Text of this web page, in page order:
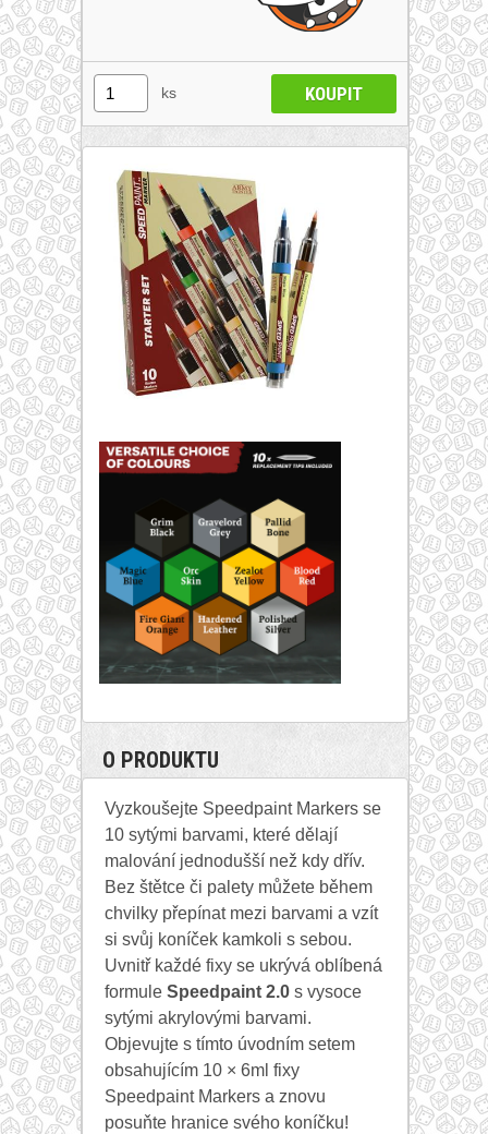
ks
O PRODUKTU
Vyzkoušejte Speedpaint Markers se
10 sytými barvami, které dělají
malování jednodušší než kdy dřív.
Bez štětce či palety můžete během
chvilky přepínat mezi barvami a vzít
si svůj koníček kamkoli s sebou.
Uvnitř každé fixy se ukrývá oblíbená
formule Speedpaint 2.0 s vysoce
sytými akrylovými barvami.
Objevujte s tímto úvodním setem
obsahujícím 10 × 6ml fixy
Speedpaint Markers a znovu
posuňte hranice svého koníčku!